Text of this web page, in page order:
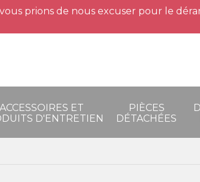
prions de nous excuser pour le
ACCESSOIRES ET
D'ENTRETIEN
PIÈCES
DÉTACHÉES